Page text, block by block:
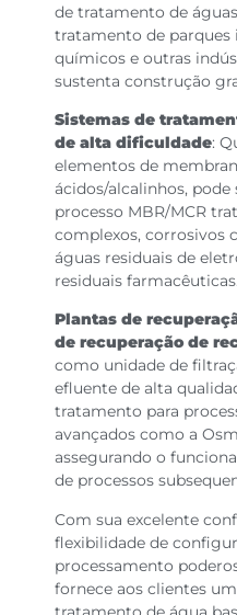
de tratamento de
tratamento de parques
químicos e outras
sustenta construção
Sistemas de
de alta dificuldade:
elementos de
ácidos/alcalinhos,
processo MBR/MCR
complexos, corrosivos
águas residuais de
residuais farmacêuticas.
Plantas de
de recuperação de
como unidade de
efluente de alta
tratamento para
avançados como a
assegurando o
de processos
Com sua excelente
flexibilidade de
processamento
fornece aos clientes